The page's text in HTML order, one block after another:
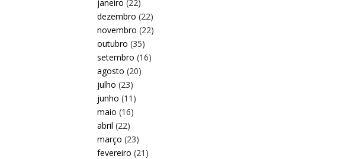
janeiro (22)
dezembro (22)
novembro (22)
outubro (35)
setembro (16)
agosto (20)
julho (23)
junho (11)
maio (16)
abril (22)
março (23)
fevereiro (21)